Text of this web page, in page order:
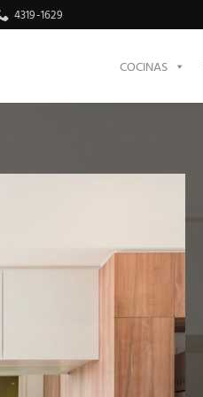
4319-1629
COCINAS